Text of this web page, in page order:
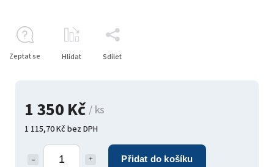
1 350 Kč/ ks
1 115,70 Kč bez DPH
Přidat do košíku
Zeptat se Hlídat Sdílet